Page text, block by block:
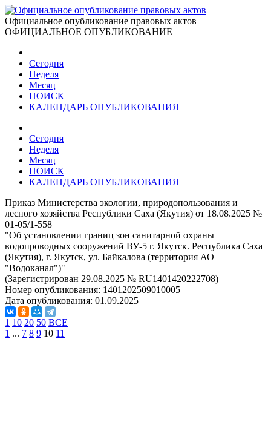
Официальное опубликование правовых актов
ОФИЦИАЛЬНОЕ ОПУБЛИКОВАНИЕ
Сегодня
Неделя
Месяц
ПОИСК
КАЛЕНДАРЬ ОПУБЛИКОВАНИЯ
Сегодня
Неделя
Месяц
ПОИСК
КАЛЕНДАРЬ ОПУБЛИКОВАНИЯ
Приказ Министерства экологии, природопользования и
лесного хозяйства Республики Саха (Якутия) от 18.08.2025 №
01-05/1-558
"Об установлении границ зон санитарной охраны
водопроводных сооружений ВУ-5 г. Якутск. Республика Саха
(Якутия), г. Якутск, ул. Байкалова (территория АО
"Водоканал")"
(Зарегистрирован 29.08.2025 № RU1401420222708)
Номер опубликования: 1401202509010005
Дата опубликования: 01.09.2025
1 10 20 50 ВСЕ
1 ... 7 8 9 10 11